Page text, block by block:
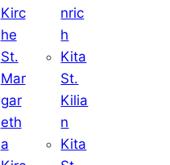
Kirc
he
St.
Mar
gar
eth
a
nric
h
Kita
St.
Kilia
n
Kita